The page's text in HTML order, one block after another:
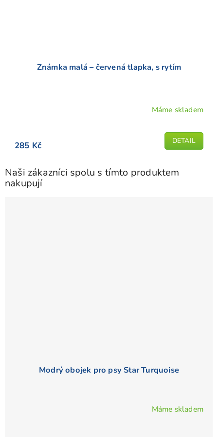
Známka malá – červená tlapka, s rytím
je
5
hvězdiček.
Máme skladem
285 Kč DETAIL
Naši zákazníci spolu s tímto produktem
nakupují
Modrý obojek pro psy Star Turquoise
Máme skladem